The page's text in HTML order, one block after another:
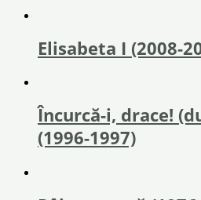
Elisabeta I (2008-
Încurcă-i, drace!
(1996-1997)